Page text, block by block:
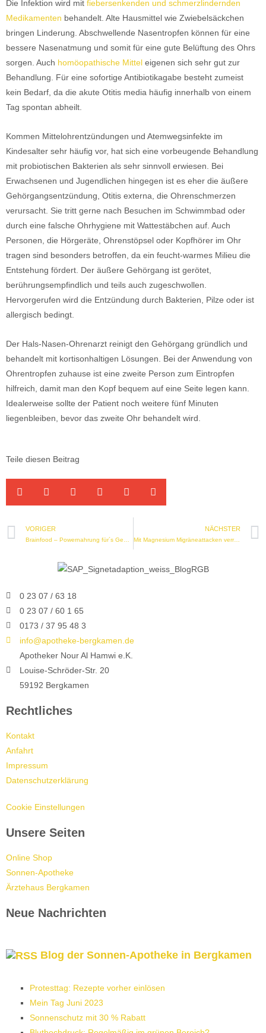
Die Infektion wird mit fiebersenkenden und schmerzlindernden
Medikamenten behandelt. Alte Hausmittel wie Zwiebelsäckchen
bringen Linderung. Abschwellende Nasentropfen können für eine
bessere Nasenatmung und somit für eine gute Belüftung des Ohrs
sorgen. Auch homöopathische Mittel eigenen sich sehr gut zur
Behandlung. Für eine sofortige Antibiotikagabe besteht zumeist
kein Bedarf, da die akute Otitis media häufig innerhalb von einem
Tag spontan abheilt.
Kommen Mittelohrentzündungen und Atemwegsinfekte im
Kindesalter sehr häufig vor, hat sich eine vorbeugende Behandlung
mit probiotischen Bakterien als sehr sinnvoll erwiesen. Bei
Erwachsenen und Jugendlichen hingegen ist es eher die äußere
Gehörgangsentzündung, Otitis externa, die Ohrenschmerzen
verursacht. Sie tritt gerne nach Besuchen im Schwimmbad oder
durch eine falsche Ohrhygiene mit Wattestäbchen auf. Auch
Personen, die Hörgeräte, Ohrenstöpsel oder Kopfhörer im Ohr
tragen sind besonders betroffen, da ein feucht-warmes Milieu die
Entstehung fördert. Der äußere Gehörgang ist gerötet,
berührungsempfindlich und teils auch zugeschwollen.
Hervorgerufen wird die Entzündung durch Bakterien, Pilze oder ist
allergisch bedingt.
Der Hals-Nasen-Ohrenarzt reinigt den Gehörgang gründlich und
behandelt mit kortisonhaltigen Lösungen. Bei der Anwendung von
Ohrentropfen zuhause ist eine zweite Person zum Eintropfen
hilfreich, damit man den Kopf bequem auf eine Seite legen kann.
Idealerweise sollte der Patient noch weitere fünf Minuten
liegenbleiben, bevor das zweite Ohr behandelt wird.
Teile diesen Beitrag
VORIGER NÄCHSTER
Mit Magnesium Migräneattacken verringern
0 23 07 / 63 18
0 23 07 / 60 1 65
0173 / 37 95 48 3
info@apotheke-bergkamen.de
Apotheker Nour Al Hamwi e.K.
Louise-Schröder-Str. 20
59192 Bergkamen
Rechtliches
Kontakt
Anfahrt
Impressum
Datenschutzerklärung
Cookie Einstellungen
Unsere Seiten
Online Shop
Sonnen-Apotheke
Ärztehaus Bergkamen
Neue Nachrichten
Blog der Sonnen-Apotheke in Bergkamen
Protesttag: Rezepte vorher einlösen
Mein Tag Juni 2023
Sonnenschutz mit 30 % Rabatt